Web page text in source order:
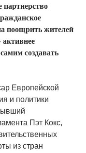
поощрить жителей
активнее
создавать
Европейской
и политики
Пэт Кокс,
из стран